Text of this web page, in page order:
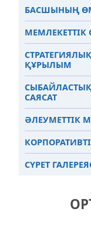
БАСШЫНЫҢ
МЕМЛЕКЕТТІК
ҚҰРЫЛЫМ
САЯСАТ
ӘЛЕУМЕТТІК
СҮРЕТ